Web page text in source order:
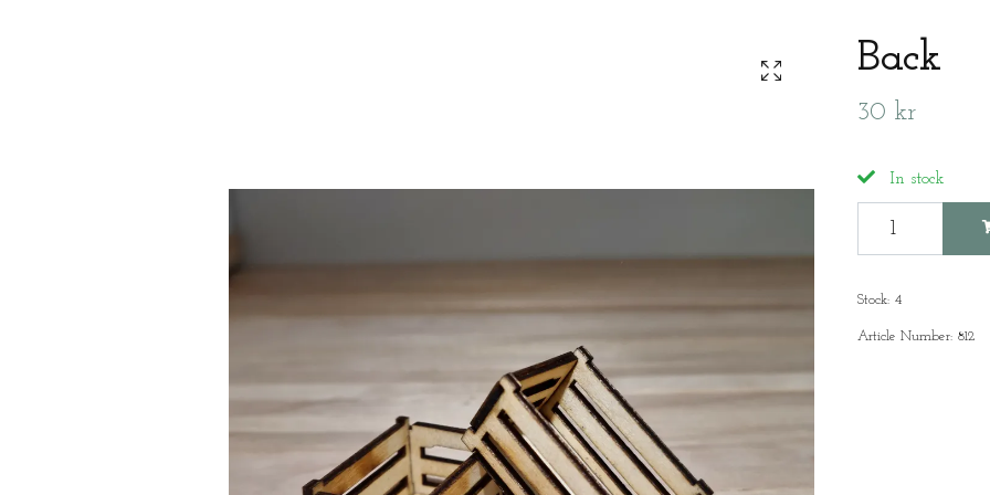
Back
30 kr
In stock
Stock: 4
Article Number: 812